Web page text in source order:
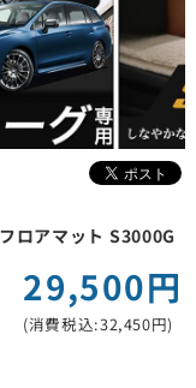
ロアマット S3000G
29,500円
(消費税込:32,450円)